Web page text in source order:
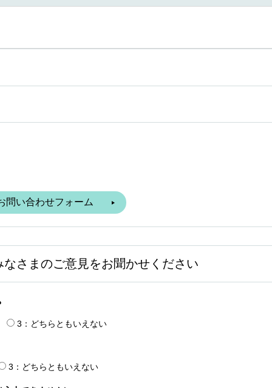
さまのご意見をお聞かせください
3：どちらともいえない
3：どちらともいえない